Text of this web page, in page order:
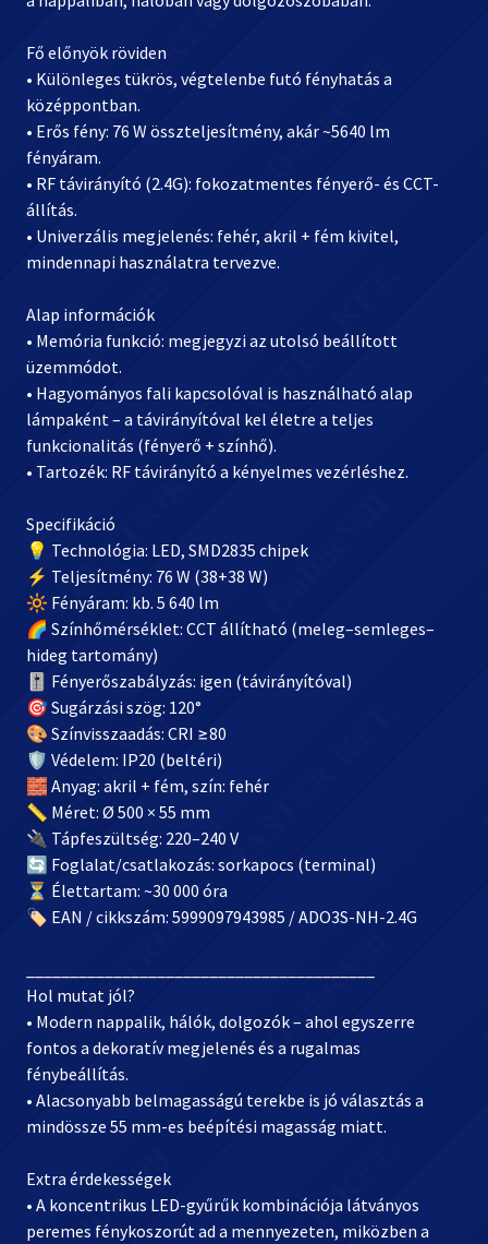
Fő előnyök röviden
• Különleges tükrös, végtelenbe futó fényhatás a
középpontban.
• Erős fény: 76 W összteljesítmény, akár ~5640 lm
fényáram.
• RF távirányító (2.4G): fokozatmentes fényerő- és CCT-
állítás.
• Univerzális megjelenés: fehér, akril + fém kivitel,
mindennapi használatra tervezve.
Alap információk
• Memória funkció: megjegyzi az utolsó beállított
üzemmódot.
• Hagyományos fali kapcsolóval is használható alap
lámpaként – a távirányítóval kel életre a teljes
funkcionalitás (fényerő + színhő).
• Tartozék: RF távirányító a kényelmes vezérléshez.
Specifikáció
💡 Technológia: LED, SMD2835 chipek
⚡ Teljesítmény: 76 W (38+38 W)
🔆 Fényáram: kb. 5 640 lm
🌈 Színhőmérséklet: CCT állítható (meleg–semleges–
hideg tartomány)
🎚️ Fényerőszabályzás: igen (távirányítóval)
🎯 Sugárzási szög: 120°
🎨 Színvisszaadás: CRI ≥80
🛡️ Védelem: IP20 (beltéri)
🧱 Anyag: akril + fém, szín: fehér
📏 Méret: Ø 500 × 55 mm
🔌 Tápfeszültség: 220–240 V
🔄 Foglalat/csatlakozás: sorkapocs (terminal)
⏳ Élettartam: ~30 000 óra
🏷️ EAN / cikkszám: 5999097943985 / ADO3S-NH-2.4G
Hol mutat jól?
• Modern nappalik, hálók, dolgozók – ahol egyszerre
fontos a dekoratív megjelenés és a rugalmas
fénybeállítás.
• Alacsonyabb belmagasságú terekbe is jó választás a
mindössze 55 mm-es beépítési magasság miatt.
Extra érdekességek
• A koncentrikus LED-gyűrűk kombinációja látványos
peremes fénykoszorút ad a mennyezeten, miközben a